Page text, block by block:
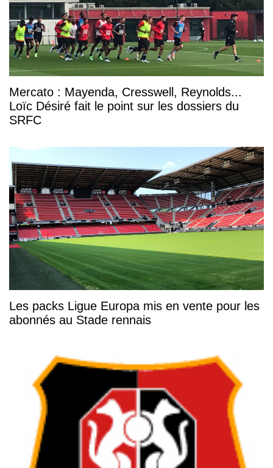
Mercato : Mayenda, Cresswell, Reynolds...
Loïc Désiré fait le point sur les dossiers du
SRFC
Les packs Ligue Europa mis en vente pour les
abonnés au Stade rennais